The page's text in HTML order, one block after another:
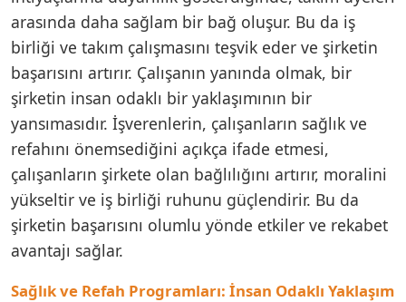
arasında daha sağlam bir bağ oluşur. Bu da iş
birliği ve takım çalışmasını teşvik eder ve şirketin
başarısını artırır. Çalışanın yanında olmak, bir
şirketin insan odaklı bir yaklaşımının bir
yansımasıdır. İşverenlerin, çalışanların sağlık ve
refahını önemsediğini açıkça ifade etmesi,
çalışanların şirkete olan bağlılığını artırır, moralini
yükseltir ve iş birliği ruhunu güçlendirir. Bu da
şirketin başarısını olumlu yönde etkiler ve rekabet
avantajı sağlar.
Sağlık ve Refah Programları: İnsan Odaklı Yaklaşım